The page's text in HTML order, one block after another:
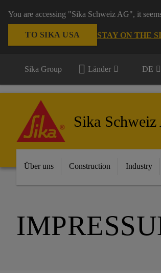
You are accessing "Sika Schweiz AG", it
TO SIKA USA STAY ON THE
Sika Group Länder DE
Sika Schweiz
Über uns Construction Industry